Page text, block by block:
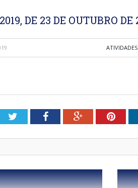
DE 23 DE OUTUBRO DE
TwitterFacebookGoogle+